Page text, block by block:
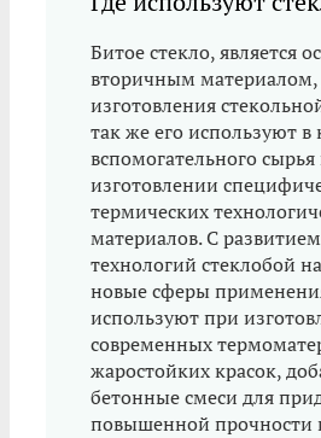
Битое стекло, является
вторичным материалом,
изготовления
так же его используют в
вспомогательного
изготовлении
термических
материалов. С
технологий стеклобой
новые сферы
используют при
современных
жаростойких красок,
бетонные смеси для
повышенной прочности